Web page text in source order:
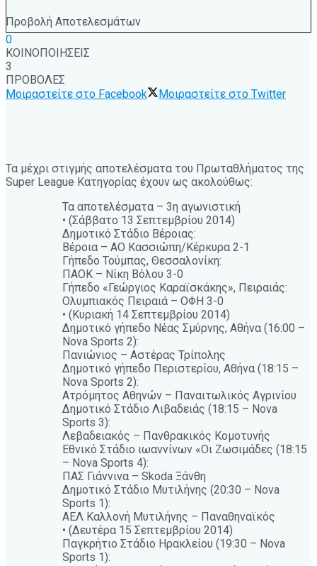
Προβολή Αποτελεσμάτων
0
ΚΟΙΝΟΠΟΙΗΣΕΙΣ
3
ΠΡΟΒΟΛΕΣ
Μοιραστείτε στο Facebook
Μοιραστείτε στο Twitter
Τα μέχρι στιγμής αποτελέσματα του Πρωταθλήματος της
Super League Κατηγορίας έχουν ως ακολούθως:
Τα αποτελέσματα – 3η αγωνιστική
• (Σάββατο 13 Σεπτεμβρίου 2014)
Δημοτικό Στάδιο Βέροιας:
Βέροια – ΑΟ Κασσιώπη/Κέρκυρα 2-1
Γήπεδο Τούμπας, Θεσσαλονίκη:
ΠΑΟΚ – Νίκη Βόλου 3-0
Γήπεδο «Γεώργιος Καραϊσκάκης», Πειραιάς:
Ολυμπιακός Πειραιά – ΟΦΗ 3-0
• (Κυριακή 14 Σεπτεμβρίου 2014)
Δημοτικό γήπεδο Νέας Σμύρνης, Αθήνα (16:00 –
Nova Sports 2):
Πανιώνιος – Αστέρας Τρίπολης
Δημοτικό γήπεδο Περιστερίου, Αθήνα (18:15 –
Nova Sports 2):
Ατρόμητος Αθηνών – Παναιτωλικός Αγρινίου
Δημοτικό Στάδιο Λιβαδειάς (18:15 – Nova
Sports 3):
Λεβαδειακός – Πανθρακικός Κομοτυνής
Εθνικό Στάδιο ιωαννίνων «Οι Ζωσιμάδες (18:15
– Nova Sports 4):
ΠΑΣ Γιάννινα – Skoda Ξάνθη
Δημοτικό Στάδιο Μυτιλήνης (20:30 – Nova
Sports 1):
ΑΕΛ Καλλονή Μυτιλήνης – Παναθηναϊκός
• (Δευτέρα 15 Σεπτεμβρίου 2014)
Παγκρήτιο Στάδιο Ηρακλείου (19:30 – Nova
Sports 1):